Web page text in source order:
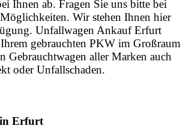
Ihnen ab. Fragen Sie uns bitte bei
Wir stehen Ihnen hier
Unfallwagen Ankauf Erfurt
gebrauchten PKW im Großraum
Gebrauchtwagen aller Marken auch
oder Unfallschaden.
Erfurt